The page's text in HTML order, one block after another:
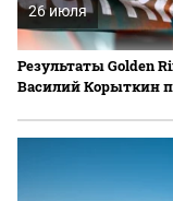
26 июля
Результаты Golden
Василий Корыткин